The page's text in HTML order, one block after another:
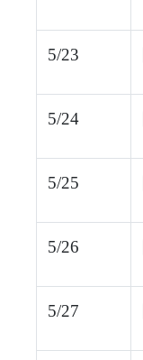
5/23
5/24
5/25
5/26
5/27